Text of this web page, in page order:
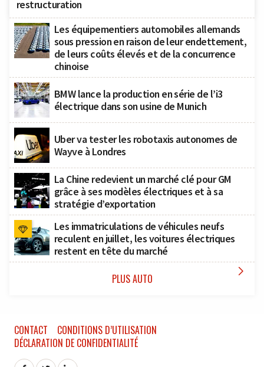
restructuration
Les équipementiers automobiles allemands
sous pression en raison de leur endettement,
de leurs coûts élevés et de la concurrence
chinoise
BMW lance la production en série de l’i3
électrique dans son usine de Munich
Uber va tester les robotaxis autonomes de
Wayve à Londres
La Chine redevient un marché clé pour GM
grâce à ses modèles électriques et à sa
stratégie d’exportation
Les immatriculations de véhicules neufs
reculent en juillet, les voitures électriques
restent en tête du marché
PLUS AUTO 
CONTACT
CONDITIONS D’UTILISATION
DÉCLARATION DE CONFIDENTIALITÉ